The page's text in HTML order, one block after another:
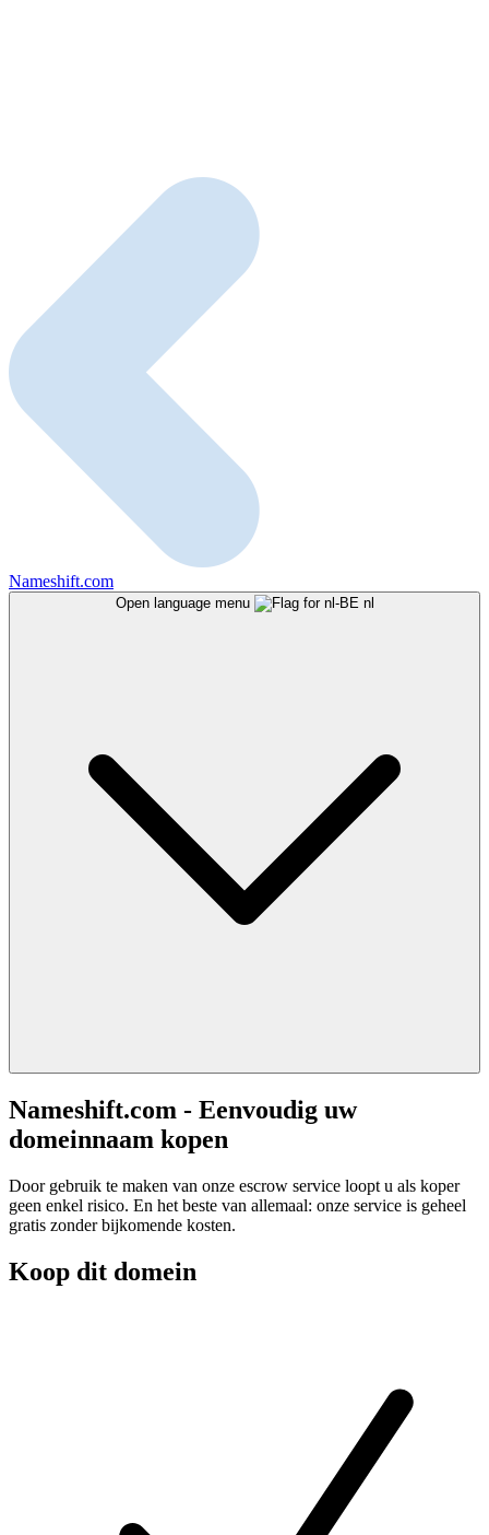
Nameshift.com
Open language menu nl
Nameshift.com - Eenvoudig uw
domeinnaam kopen
Door gebruik te maken van onze escrow service loopt u als koper
geen enkel risico. En het beste van allemaal: onze service is geheel
gratis zonder bijkomende kosten.
Koop dit domein